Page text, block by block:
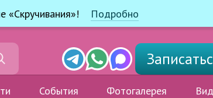
«Скручивания»!
Подробно
TelegramWhats'app
Max
События Фотогалерея